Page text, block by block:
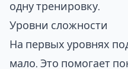
одну тренировку.
Уровни сложности
На первых уровнях
мало. Это помогает